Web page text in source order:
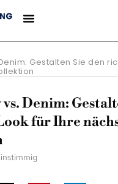
Gestalten Sie den
Denim:
für Ihre